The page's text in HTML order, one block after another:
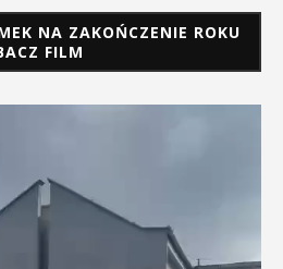
NA ZAKOŃCZENIE ROKU
FILM